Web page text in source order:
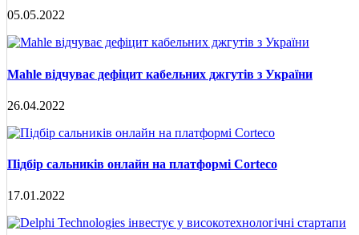
05.05.2022
Mahle відчуває дефіцит кабельних джгутів з України
26.04.2022
Підбір сальників онлайн на платформі Corteco
17.01.2022